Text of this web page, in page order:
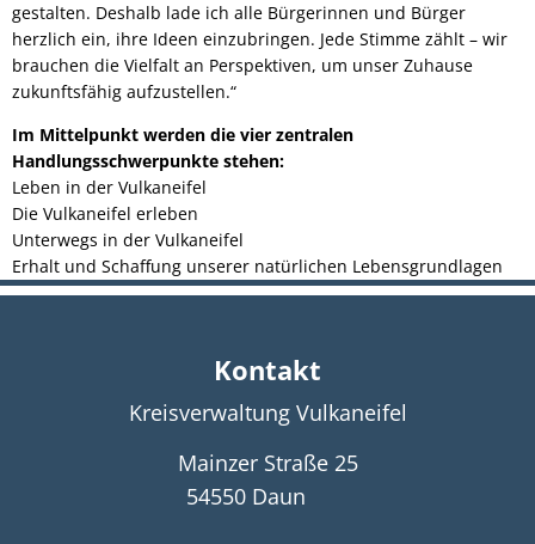
gestalten. Deshalb lade ich alle Bürgerinnen und Bürger
herzlich ein, ihre Ideen einzubringen. Jede Stimme zählt – wir
brauchen die Vielfalt an Perspektiven, um unser Zuhause
zukunftsfähig aufzustellen.“
Im Mittelpunkt werden die vier zentralen
Handlungsschwerpunkte stehen:
Leben in der Vulkaneifel
Die Vulkaneifel erleben
Unterwegs in der Vulkaneifel
Erhalt und Schaffung unserer natürlichen Lebensgrundlagen
Kontakt
Kreisverwaltung Vulkaneifel
Mainzer Straße 25
54550 Daun